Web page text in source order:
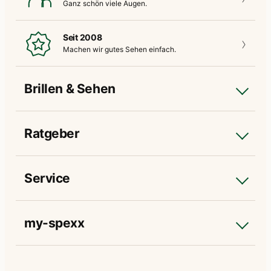
Ganz schön viele Augen.
Seit 2008
Machen wir gutes Sehen einfach.
Brillen & Sehen
Ratgeber
Service
my-spexx